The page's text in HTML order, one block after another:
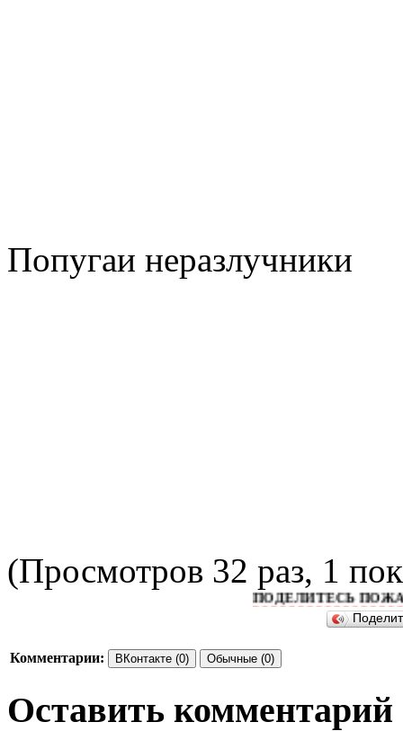
Попугаи неразлучники
(Просмотров 32 раз, 1
ПОДЕЛИТЕСЬ
Комментарии: ВКонтакте (0) Обычные (0)
Оставить комментарий